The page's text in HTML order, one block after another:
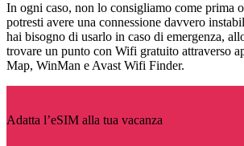
In ogni caso, non lo consigliamo come prima
potresti avere una connessione davvero
hai bisogno di usarlo in caso di emergenza,
trovare un punto con Wifi gratuito attraverso
Map, WinMan e Avast Wifi Finder.
Adatta l’eSIM alla tua vacanza